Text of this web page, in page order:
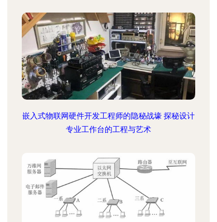
嵌入式物联网硬件开发工程师的隐秘战壕 探秘设计
专业工作台的工程与艺术